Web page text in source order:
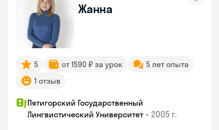
Жанна
5 от 1590 ₽ за урок
5 лет опыта
1 отзыв
Пятигорский Государственный
Лингвистический Университет • 2005 г.